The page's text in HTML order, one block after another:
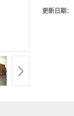
更新日期：